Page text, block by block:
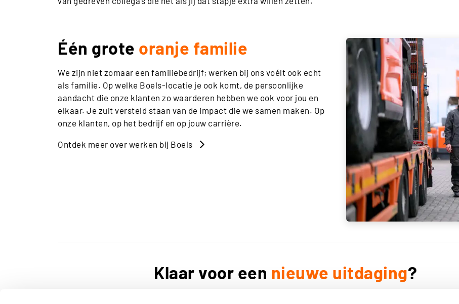
Één grote oranje familie
We zijn niet zomaar een familiebedrijf; werken bij ons voélt ook echt
als familie. Op welke Boels-locatie je ook komt, de persoonlijke
aandacht die onze klanten zo waarderen hebben we ook voor jou en
elkaar. Je zult versteld staan van de impact die we samen maken. Op
onze klanten, op het bedrijf en op jouw carrière.
Ontdek meer over werken bij Boels
Klaar voor een nieuwe uitdaging?